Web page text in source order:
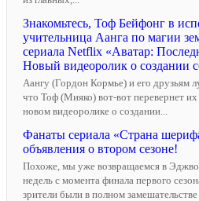
Знакомьтесь, Тоф Бейфонг в
учительница Аанга по магии
сериала Netflix «Аватар:
Новый видеоролик о создании
Аангу (Гордон Кормье) и его друзьям
что Тоф (Мияко) вот-вот перевернет
новом видеоролике о создании...
Фанаты сериала «Страна
объявления о втором сезоне!
Похоже, мы уже возвращаемся в
недель с момента финала первого
зрители были в полном замешательстве